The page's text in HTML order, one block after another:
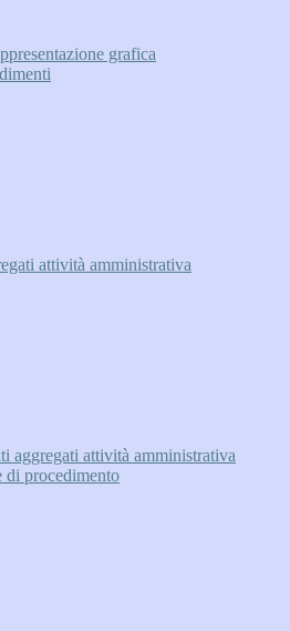
grafica
attività amministrativa
aggregati attività amministrativa
di procedimento